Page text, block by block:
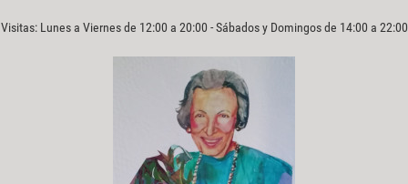
Visitas: Lunes a Viernes de 12:00 a 20:00 - Sábados y Domingos de 14:00 a 22:00